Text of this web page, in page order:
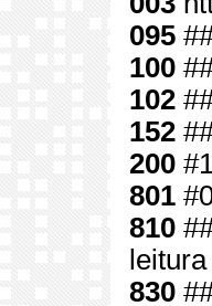
095
100
102
152
200
801
810
leitura
830